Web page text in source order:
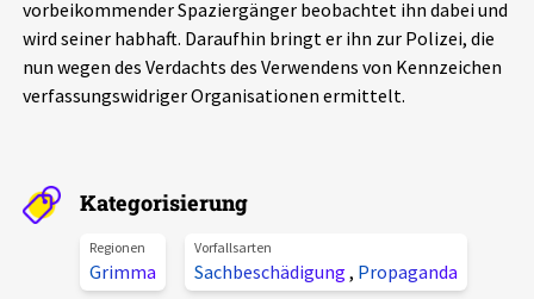
Leipziger Zustände
Schlaglichter
Aktuelles
Alle Beiträge
vorbeikommender Spaziergänger beobachtet ihn dabei und
wird seiner habhaft. Daraufhin bringt er ihn zur Polizei, die
nun wegen des Verdachts des Verwendens von Kennzeichen
verfassungswidriger Organisationen ermittelt.
Kategorisierung
Regionen
Grimma
Vorfallsarten
Sachbeschädigung , Propaganda